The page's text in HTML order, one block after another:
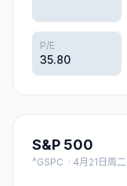
P/E
35.80
S&P 500
^GSPC · 4月21日周二